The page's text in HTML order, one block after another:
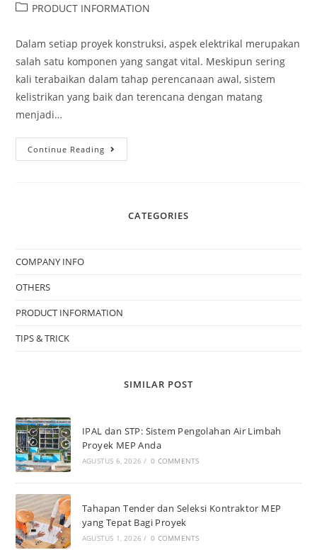
PRODUCT INFORMATION
Dalam setiap proyek konstruksi, aspek elektrikal merupakan
salah satu komponen yang sangat vital. Meskipun sering
kali terabaikan dalam tahap perencanaan awal, sistem
kelistrikan yang baik dan terencana dengan matang
menjadi…
Continue Reading
CATEGORIES
COMPANY INFO
OTHERS
PRODUCT INFORMATION
TIPS & TRICK
SIMILAR POST
IPAL dan STP: Sistem Pengolahan Air Limbah
Proyek MEP Anda
AGUSTUS 6, 2026 / 0 COMMENTS
Tahapan Tender dan Seleksi Kontraktor MEP
yang Tepat Bagi Proyek
AGUSTUS 1, 2026 / 0 COMMENTS